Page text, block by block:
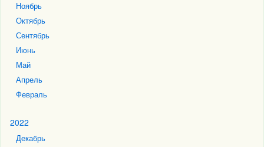
Ноябрь
Октябрь
Сентябрь
Июнь
Май
Апрель
Февраль
2022
Декабрь